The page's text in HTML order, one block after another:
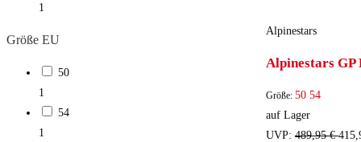
1
Größe EU
50
1
54
1
Alpinestars
Alpinestars GP
Größe: 50 54
auf Lager
UVP: 489,95 €